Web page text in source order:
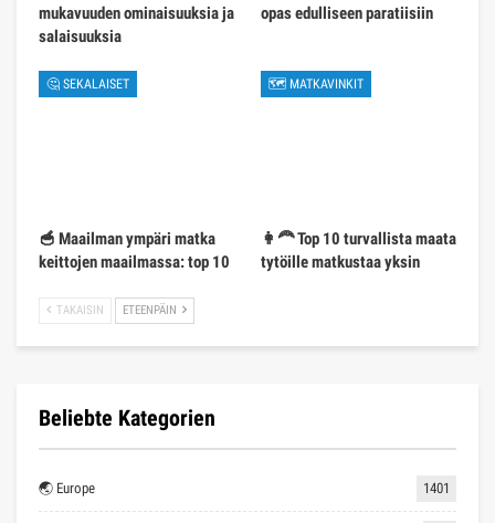
mukavuuden ominaisuuksia ja
salaisuuksia
opas edulliseen paratiisiin
🤔 SEKALAISET
🥣 Maailman ympäri matka
keittojen maailmassa: top 10
🗺 MATKAVINKIT
👩‍🦰 Top 10 turvallista maata
tytöille matkustaa yksin
TAKAISIN ETEENPÄIN
Beliebte Kategorien
🌏 Europe 1401